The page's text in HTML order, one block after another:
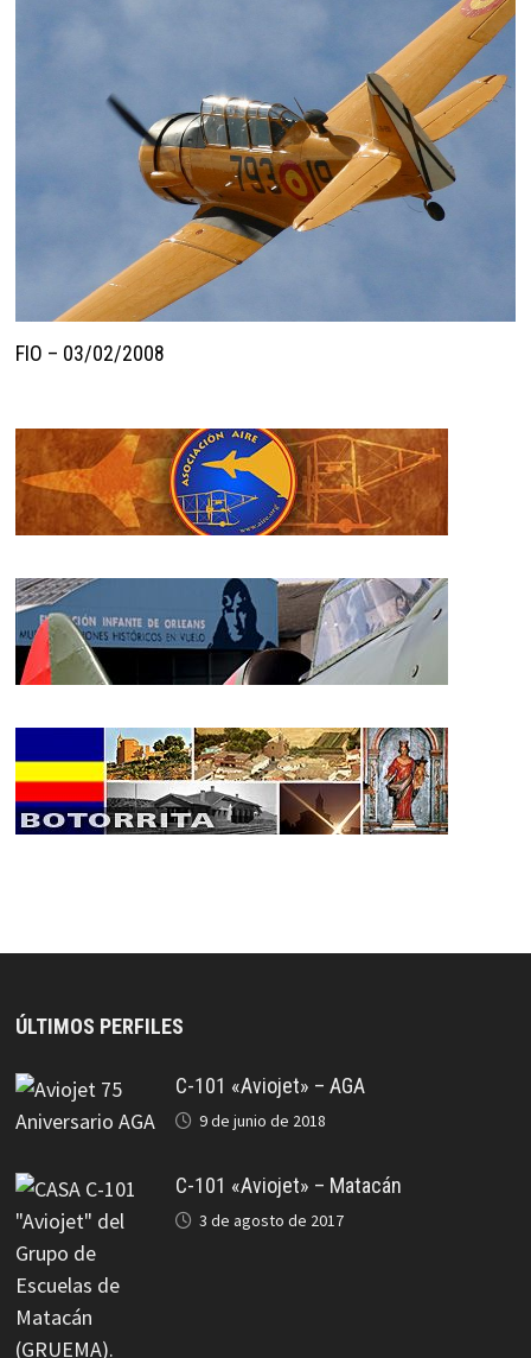
FIO – 03/02/2008
ÚLTIMOS PERFILES
C-101 «Aviojet» – AGA
9 de junio de 2018
C-101 «Aviojet» – Matacán
3 de agosto de 2017